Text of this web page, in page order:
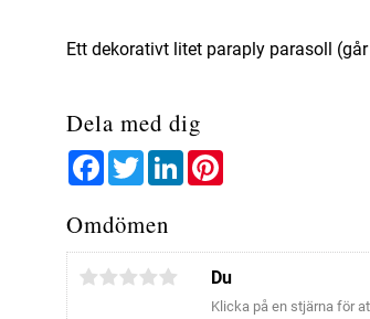
Ett dekorativt litet paraply parasoll
Dela med dig
FacebookTwitterLinkedIn
Omdömen
Du
Klicka på en stjärna för